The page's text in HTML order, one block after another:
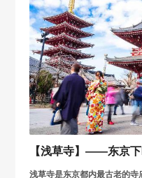
【浅草寺】——东京
浅草寺是东京都内最古老的